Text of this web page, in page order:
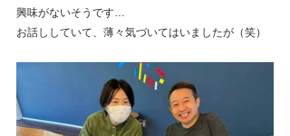
興味がないそうです…
お話ししていて、薄々気づいてはいましたが（笑）